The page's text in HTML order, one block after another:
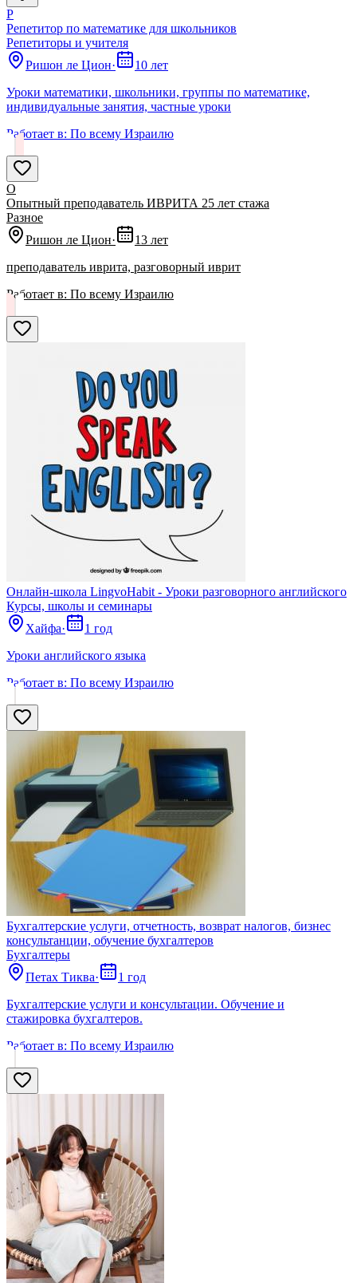
Р
Репетитор по математике для школьников
Репетиторы и учителя
Ришон ле Цион·
10 лет
Уроки математики, школьники, группы по математике,
индивидуальные занятия, частные уроки
Работает в: По всему Израилю
О
Опытный преподаватель ИВРИТА 25 лет стажа
Разное
Ришон ле Цион·
13 лет
преподаватель иврита, разговорный иврит
Работает в: По всему Израилю
Онлайн-школа LingvoHabit - Уроки разговорного английского
Курсы, школы и семинары
Хайфа·
1 год
Уроки английского языка
Работает в: По всему Израилю
Бухгалтерские услуги, отчетность, возврат налогов, бизнес
консультанции, обучение бухгалтеров
Бухгалтеры
Петах Тиква·
1 год
Бухгалтерские услуги и консультации. Обучение и
стажировка бухгалтеров.
Работает в: По всему Израилю